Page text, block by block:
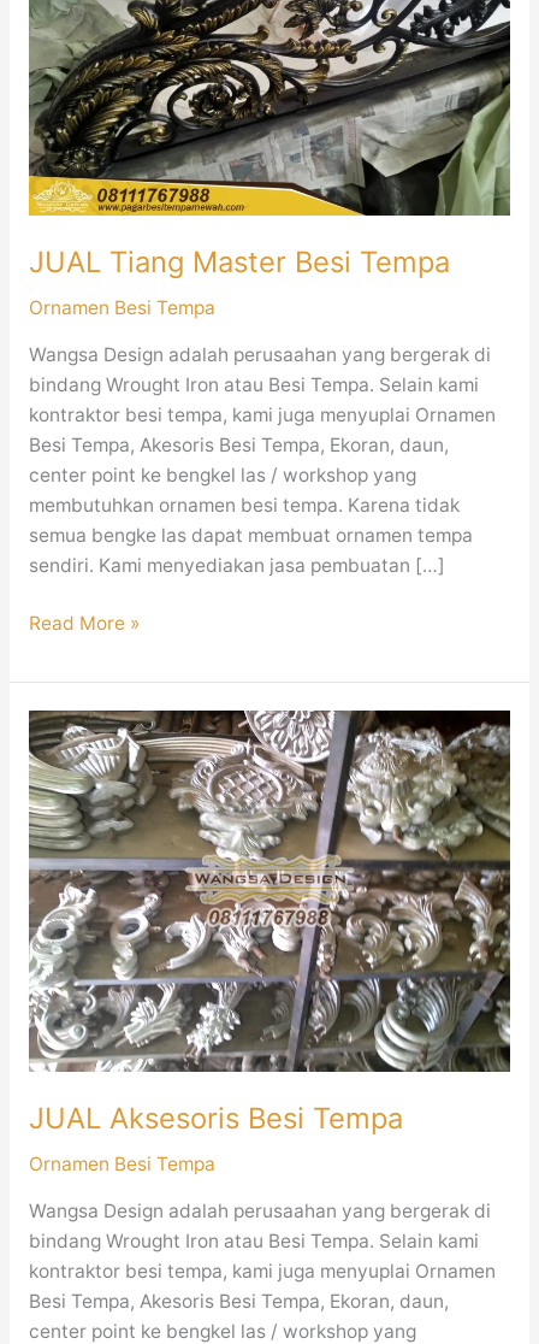
JUAL Tiang Master Besi Tempa
Ornamen Besi Tempa
Wangsa Design adalah perusaahan yang bergerak di
bindang Wrought Iron atau Besi Tempa. Selain kami
kontraktor besi tempa, kami juga menyuplai Ornamen
Besi Tempa, Akesoris Besi Tempa, Ekoran, daun,
center point ke bengkel las / workshop yang
membutuhkan ornamen besi tempa. Karena tidak
semua bengke las dapat membuat ornamen tempa
sendiri. Kami menyediakan jasa pembuatan […]
Read More »
JUAL Aksesoris Besi Tempa
Ornamen Besi Tempa
Wangsa Design adalah perusaahan yang bergerak di
bindang Wrought Iron atau Besi Tempa. Selain kami
kontraktor besi tempa, kami juga menyuplai Ornamen
Besi Tempa, Akesoris Besi Tempa, Ekoran, daun,
center point ke bengkel las / workshop yang
JUAL
Aksesoris
Besi
Tempa